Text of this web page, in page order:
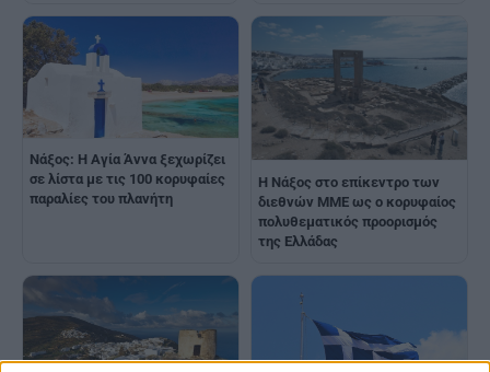
Νάξος: Η Αγία Άννα ξεχωρίζει
σε λίστα με τις 100 κορυφαίες
παραλίες του πλανήτη​​​​​​​​​​​​​​​
Η Νάξος στο επίκεντρο των
διεθνών ΜΜΕ ως ο κορυφαίος
πολυθεματικός προορισμός
της Ελλάδας